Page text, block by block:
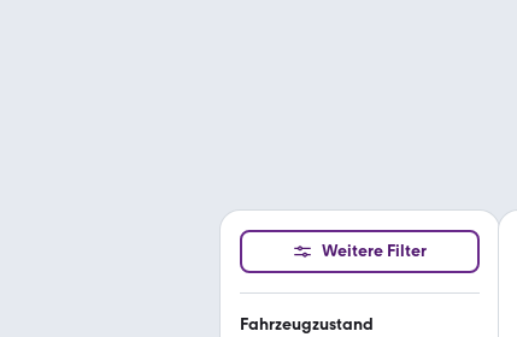
Weitere Filter
Fahrzeugzustand